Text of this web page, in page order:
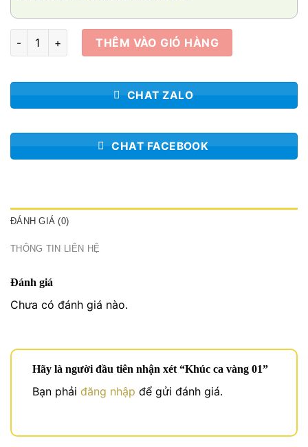
Khúc ca vàng 01 số lượngTHÊM VÀO GIỎ HÀNG
CHAT ZALO
CHAT FACEBOOK
ĐÁNH GIÁ (0)
THÔNG TIN LIÊN HỆ
Đánh giá
Chưa có đánh giá nào.
Hãy là người đầu tiên nhận xét “Khúc ca vàng 01”
Bạn phải đăng nhập để gửi đánh giá.